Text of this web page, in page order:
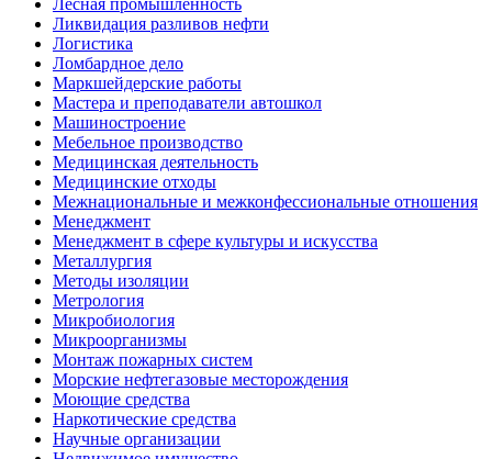
Лесная промышленность
Ликвидация разливов нефти
Логистика
Ломбардное дело
Маркшейдерские работы
Мастера и преподаватели автошкол
Машиностроение
Мебельное производство
Медицинская деятельность
Медицинские отходы
Межнациональные и межконфессиональные отношения
Менеджмент
Менеджмент в сфере культуры и искусства
Металлургия
Методы изоляции
Метрология
Микробиология
Микроорганизмы
Монтаж пожарных систем
Морские нефтегазовые месторождения
Моющие средства
Наркотические средства
Научные организации